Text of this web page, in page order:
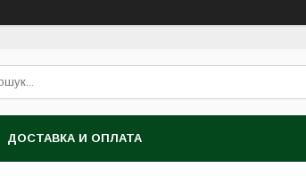
ДОСТАВКА И ОПЛАТА